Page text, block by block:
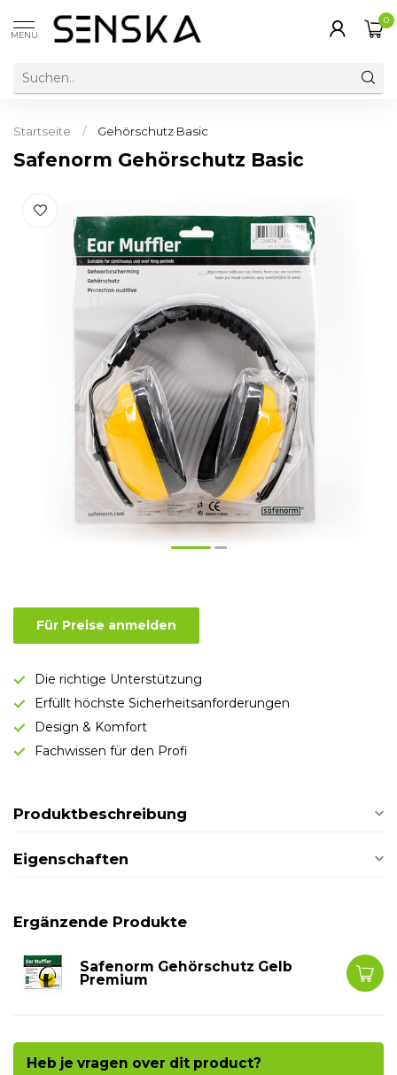
MENU
0
Startseite / Gehörschutz Basic
Safenorm Gehörschutz Basic
Für Preise anmelden
Die richtige Unterstützung
Erfüllt höchste Sicherheitsanforderungen
Design & Komfort
Fachwissen für den Profi
Produktbeschreibung
Eigenschaften
Ergänzende Produkte
Safenorm Gehörschutz Gelb
Premium
Heb je vragen over dit product?